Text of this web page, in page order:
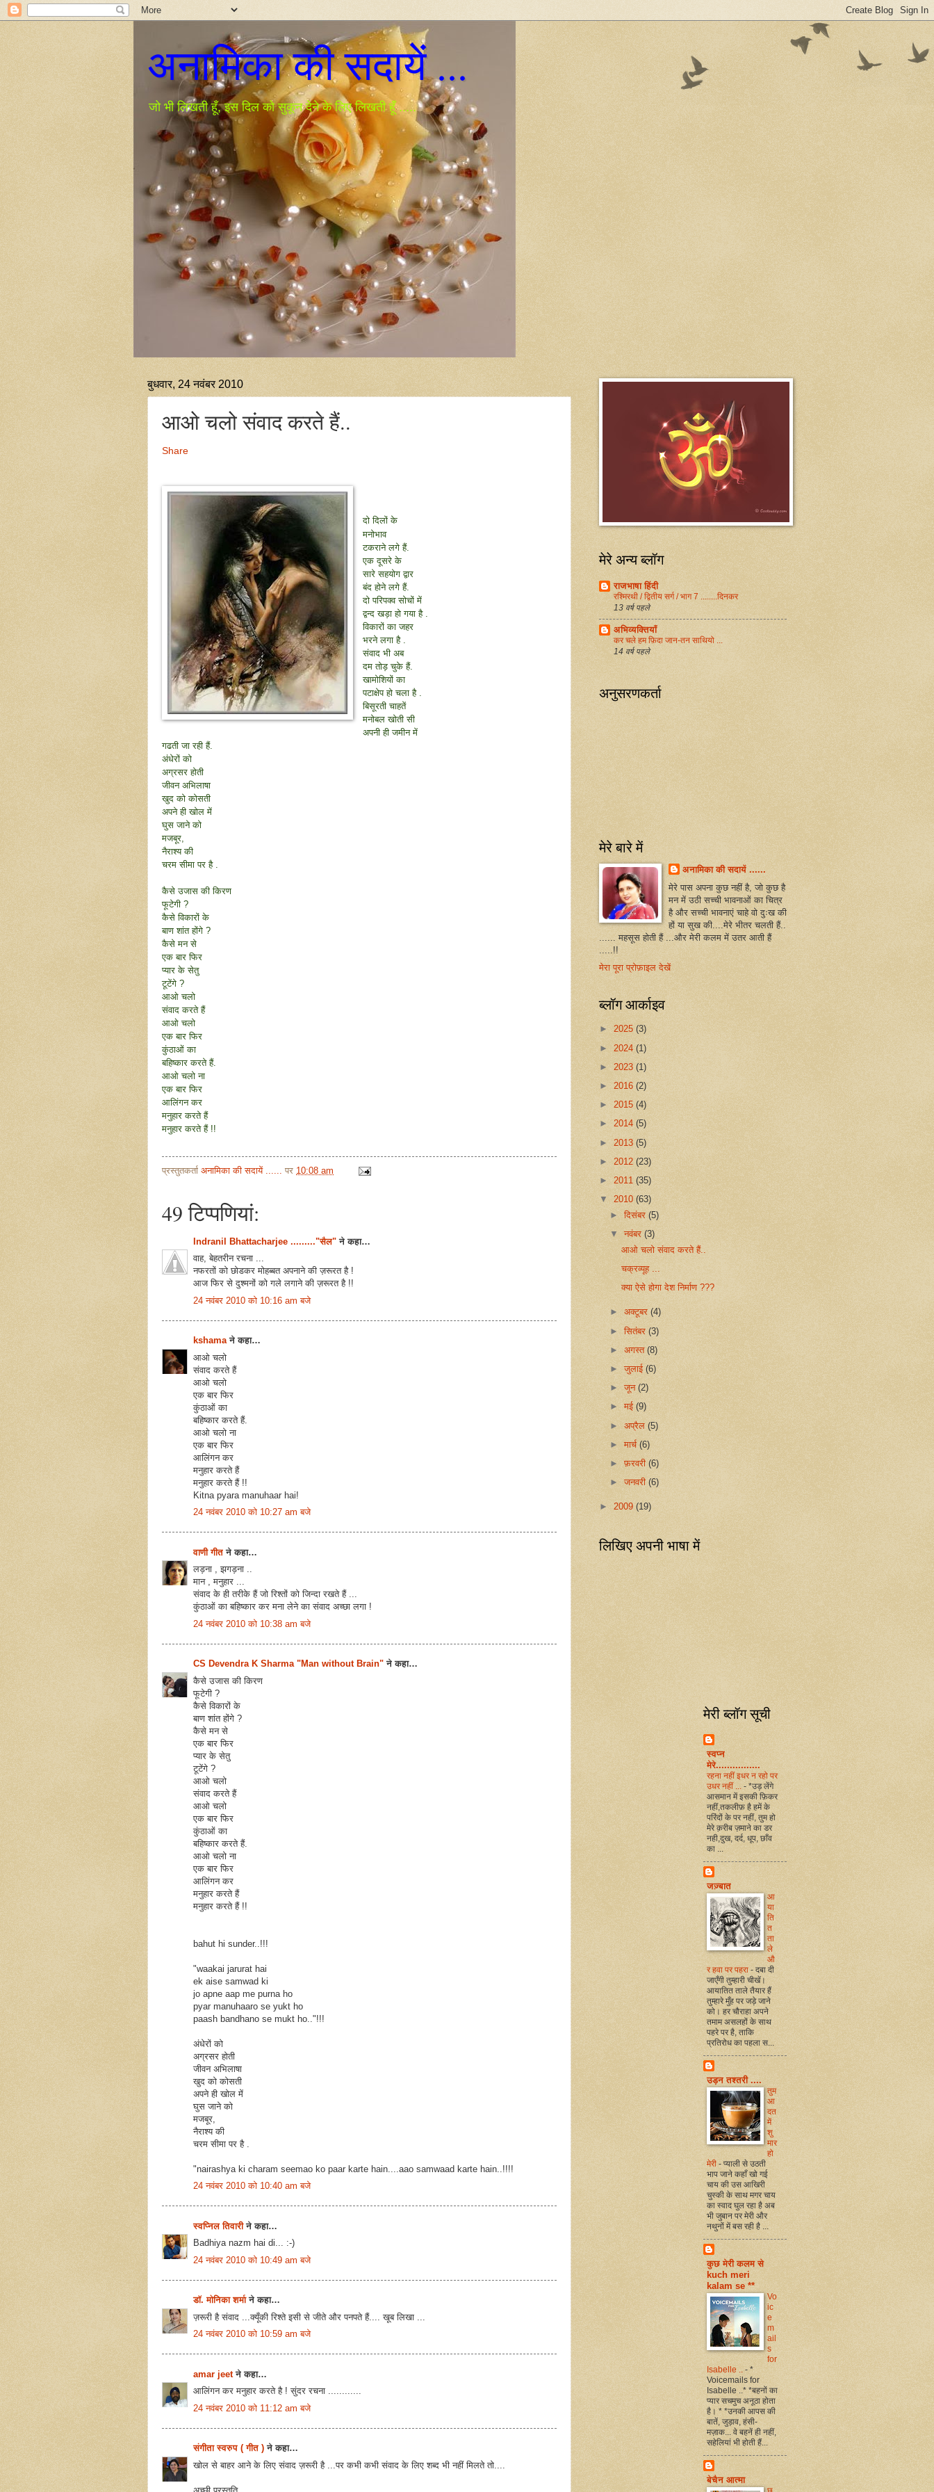
अनामिका की सदायें ...
जो भी लिखती हूँ, इस दिल को सुकून देने के लिए लिखती हूँ .....
बुधवार, 24 नवंबर 2010
आओ चलो संवाद करते हैं..
Share
दो दिलों के
मनोभाव
टकराने लगे हैं.
एक दूसरे के
सारे सहयोग द्वार
बंद होने लगे हैं.
दो परिपक्व सोचों में
द्वन्द खड़ा हो गया है .
विकारों का जहर
भरने लगा है .
संवाद भी अब
दम तोड़ चुके हैं.
खामोशियों का
पटाक्षेप हो चला है .
बिसूरती चाहतें
मनोबल खोती सी
अपनी ही जमीन में
गढती जा रही हैं.
अंधेरों को
अग्रसर होती
जीवन अभिलाषा
खुद को कोसती
अपने ही खोल में
घुस जाने को
मजबूर,
नैराश्य की
चरम सीमा पर है .
कैसे उजास की किरण
फूटेगी ?
कैसे विकारों के
बाण शांत होंगे ?
कैसे मन से
एक बार फिर
प्यार के सेतु
टूटेंगे ?
आओ चलो
संवाद करते हैं
आओ चलो
एक बार फिर
कुंठाओं का
बहिष्कार करते हैं.
आओ चलो ना
एक बार फिर
आलिंगन कर
मनुहार करते हैं
मनुहार करते हैं !!
प्रस्तुतकर्ता अनामिका की सदायें ...... पर 10:08 am
49 टिप्‍पणियां:
Indranil Bhattacharjee ........."सैल" ने कहा…
वाह, बेहतरीन रचना ...
नफरतों को छोडकर मोहब्बत अपनाने की ज़रूरत है !
आज फिर से दुश्मनों को गले लगाने की ज़रूरत है !!
24 नवंबर 2010 को 10:16 am बजे
kshamaने कहा…
आओ चलो
संवाद करते हैं
आओ चलो
एक बार फिर
कुंठाओं का
बहिष्कार करते हैं.
आओ चलो ना
एक बार फिर
आलिंगन कर
मनुहार करते हैं
मनुहार करते हैं !!
Kitna pyara manuhaar hai!
24 नवंबर 2010 को 10:27 am बजे
वाणी गीत ने कहा…
लड़ना , झगड़ना ..
मान , मनुहार ...
संवाद के ही तरीके हैं जो रिश्तों को जिन्दा रखते हैं ...
कुंठाओं का बहिष्कार कर मना लेने का संवाद अच्छा लगा !
24 नवंबर 2010 को 10:38 am बजे
CS Devendra K Sharma "Man without Brain" ने कहा…
कैसे उजास की किरण
फूटेगी ?
कैसे विकारों के
बाण शांत होंगे ?
कैसे मन से
एक बार फिर
प्यार के सेतु
टूटेंगे ?
आओ चलो
संवाद करते हैं
आओ चलो
एक बार फिर
कुंठाओं का
बहिष्कार करते हैं.
आओ चलो ना
एक बार फिर
आलिंगन कर
मनुहार करते हैं
मनुहार करते हैं !!
bahut hi sunder..!!!
"waakai jarurat hai
ek aise samwad ki
jo apne aap me purna ho
pyar manuhaaro se yukt ho
paash bandhano se mukt ho.."!!!
अंधेरों को
अग्रसर होती
जीवन अभिलाषा
खुद को कोसती
अपने ही खोल में
घुस जाने को
मजबूर,
नैराश्य की
चरम सीमा पर है .
"nairashya ki charam seemao ko paar karte hain....aao samwaad karte hain..!!!!
24 नवंबर 2010 को 10:40 am बजे
स्वप्निल तिवारीने कहा…
Badhiya nazm hai di... :-)
24 नवंबर 2010 को 10:49 am बजे
डॉ. मोनिका शर्माने कहा…
ज़रूरी है संवाद ...क्यूँकी रिश्ते इसी से जीते और पनपते हैं.... खूब लिखा ...
24 नवंबर 2010 को 10:59 am बजे
amar jeetने कहा…
आलिंगन कर मनुहार करते है ! सुंदर रचना ............
24 नवंबर 2010 को 11:12 am बजे
संगीता स्वरुप ( गीत ) ने कहा…
खोल से बाहर आने के लिए संवाद ज़रूरी है ...पर कभी कभी संवाद के लिए शब्द भी नहीं मिलते तो....
मेरे अन्य ब्लॉग
राजभाषा हिंदी
रश्मिरथी / द्वितीय सर्ग / भाग 7 ........दिनकर
13 वर्ष पहले
अभिव्यक्तियाँ
कर चले हम फ़िदा जान-तन साथियो ...
14 वर्ष पहले
अनुसरणकर्ता
मेरे बारे में
अनामिका की सदायें ......
मेरे पास अपना कुछ नहीं है, जो कुछ है
मन में उठी सच्ची भावनाओं का चित्र
है और सच्ची भावनाएं चाहे वो दुःख की
हों या सुख की....मेरे भीतर चलती हैं..
...... महसूस होती हैं ...और मेरी कलम में उतर आती हैं
.....!!
मेरा पूरा प्रोफ़ाइल देखें
ब्लॉग आर्काइव
► 2025 (3)
► 2024 (1)
► 2023 (1)
► 2016 (2)
► 2015 (4)
► 2014 (5)
► 2013 (5)
► 2012 (23)
► 2011 (35)
▼ 2010 (63)
►दिसंबर(5)
▼नवंबर(3)
आओ चलो संवाद करते हैं..
चक्रव्यूह ...
क्या ऐसे होगा देश निर्माण ???
►अक्टूबर(4)
►सितंबर(3)
►अगस्त(8)
►जुलाई(6)
►जून(2)
►मई(9)
►अप्रैल(5)
►मार्च(6)
►फ़रवरी(6)
►जनवरी(6)
► 2009 (19)
लिखिए अपनी भाषा में
मेरी ब्लॉग सूची
स्वप्न
मेरे................
रहना नहीं इधर न रहो पर
उधर नहीं ... - *उड़ लेंगे
आसमान में इसकी फ़िकर
नहीं,तकलीफ़ है हमें के
परिंदों के पर नहीं, तुम हो
मेरे क़रीब ज़माने का डर
नही,दुख, दर्द, धूप, छाँव
का ...
जज़्बात
आ
या
ति
त
ता
ले
औ
र हवा पर पहरा - दबा दी
जाएँगी तुम्हारी चीखें।
आयातित ताले तैयार हैं
तुम्हारे मुँह पर जड़े जाने
को। हर चौराहा अपने
तमाम असलहों के साथ
पहरे पर है, ताकि
प्रतिरोध का पहला स...
उड़न तश्तरी ....
तुम
आ
दत
में
शु
मार
हो
मेरी - प्याली से उठती
भाप जाने कहाँ खो गई
चाय की उस आखिरी
चुस्की के साथ मगर चाय
का स्वाद घुल रहा है अब
भी जुबान पर मेरी और
नथुनों में बस रही है ...
कुछ मेरी कलम से
kuch meri
kalam se **
Vo
ic
e
m
ail
s
for
Isabelle .. - *
Voicemails for
Isabelle ..* *बहनों का
प्यार सचमुच अनूठा होता
है। * *उनकी आपस की
बातें, जुड़ाव, हंसी-
मज़ाक... वे बहनें ही नहीं,
सहेलियां भी होती हैं...
बेचैन आत्मा